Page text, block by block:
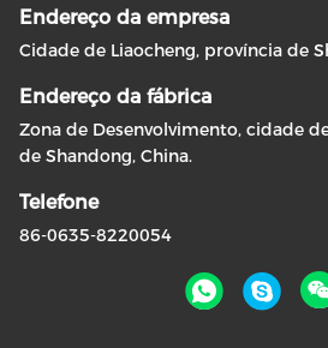
Endereço da empresa
Cidade de Liaocheng, província de
Endereço da fábrica
Zona de Desenvolvimento, cidade
de Shandong, China.
Telefone
86-0635-8220054